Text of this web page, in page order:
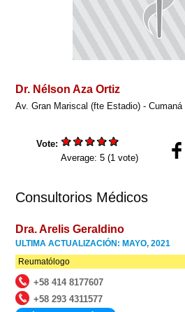
Dr. Nélson Aza Ortiz
Av. Gran Mariscal (fte Estadio) - Cumaná
Vote:
Average:5 (1 vote)
Consultorios Médicos
Dra. Arelis Geraldino
ULTIMA ACTUALIZACIÓN: MAYO, 2021
Reumatólogo
+58 414 8177607
+58 293 4311577